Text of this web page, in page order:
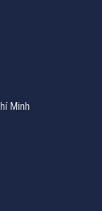
Minh